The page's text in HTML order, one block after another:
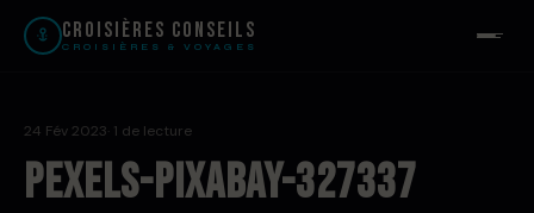
Croisières Conseils
CROISIÈRES & VOYAGES
24 Fév 2023 · 1 de lecture
pexels-pixabay-327337